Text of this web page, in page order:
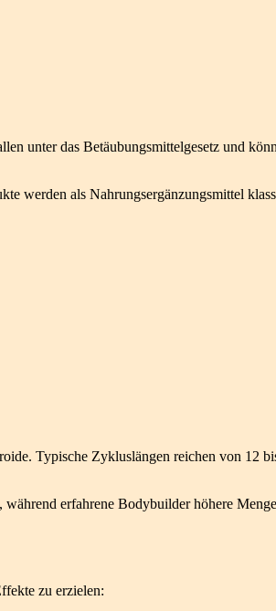
unter das Betäubungsmittelgesetz und
werden als Nahrungsergänzungsmittel
Typische Zykluslängen reichen von 12
erfahrene Bodybuilder höhere
zu erzielen: